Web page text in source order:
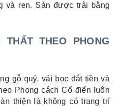
và ren. Sàn được trải bằng
THEO PHONG
gỗ quý, vải bọc đắt tiền và
Phong cách Cổ điển luôn
thiện là không có trang trí